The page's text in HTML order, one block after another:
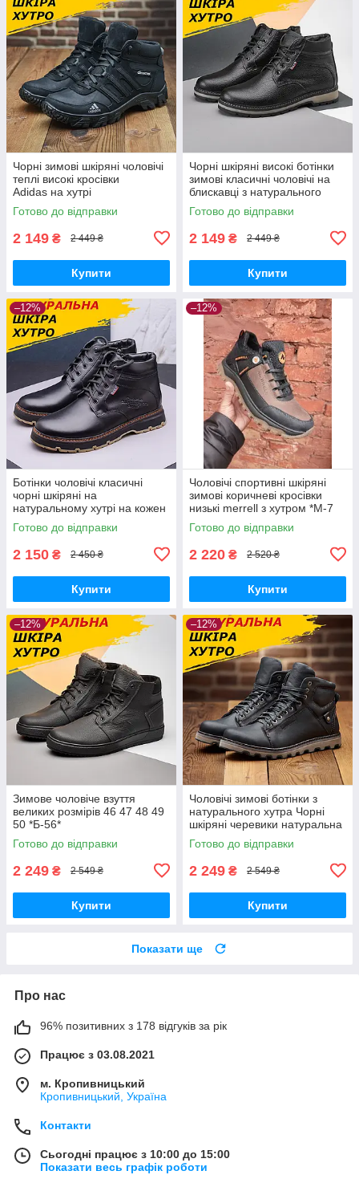
Чорні зимові шкіряні чоловічі
теплі високі кросівки
Adidas на хутрі
Готово до відправки
2 149 ₴ 2 449 ₴
Купити
Чорні шкіряні високі ботінки
зимові класичні чоловічі на
блискавці з натурального
хутра
Готово до відправки
2 149 ₴ 2 449 ₴
Купити
–12%
Ботінки чоловічі класичні
чорні шкіряні на
натуральному хутрі на кожен
день
Готово до відправки
2 150 ₴ 2 450 ₴
Купити
–12%
Чоловічі спортивні шкіряні
зимові коричневі кросівки
низькі merrell з хутром *М-7
кор.бот*
Готово до відправки
2 220 ₴ 2 520 ₴
Купити
–12%
Зимове чоловіче взуття
великих розмірів 46 47 48 49
50 *Б-56*
Готово до відправки
2 249 ₴ 2 549 ₴
Купити
–12%
Чоловічі зимові ботінки з
натурального хутра Чорні
шкіряні черевики натуральна
шкіра *114 чр*
Готово до відправки
2 249 ₴ 2 549 ₴
Купити
Показати ще
Про нас
96% позитивних з 178 відгуків за рік
Працює з 03.08.2021
м. Кропивницький
Кропивницький, Україна
Контакти
Сьогодні працює з 10:00 до 15:00
Показати весь графік роботи